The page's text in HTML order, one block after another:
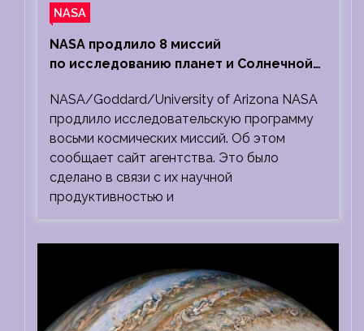
NASA
NASA продлило 8 миссий
по исследованию планет и Солнечной
NASA/Goddard/University of Arizona NASA
продлило исследовательскую программу
восьми космических миссий. Об этом
сообщает сайт агентства. Это было
сделано в связи с их научной
продуктивностью и